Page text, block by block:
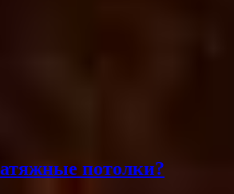
потолки?